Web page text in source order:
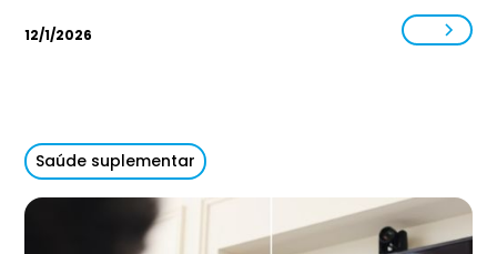
12/1/2026
Saúde suplementar